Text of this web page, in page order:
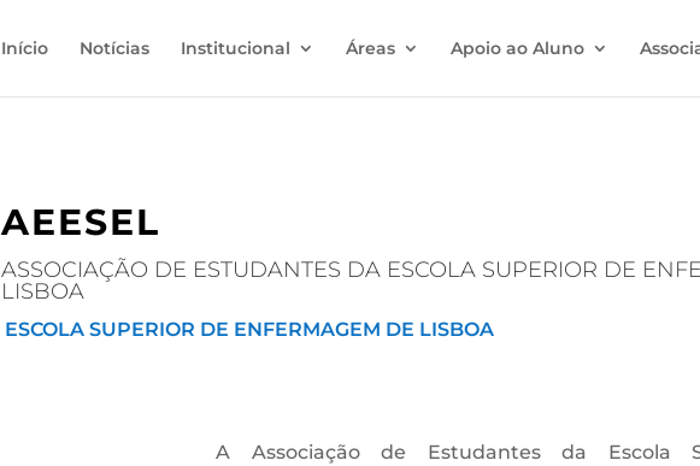
Início Notícias Institucional Áreas Apoio ao Aluno
AEESEL
ASSOCIAÇÃO DE ESTUDANTES DA ESCOLA SUPERIOR DE
LISBOA
ESCOLA SUPERIOR DE ENFERMAGEM DE LISBOA
A Associação de Estudantes da Escola